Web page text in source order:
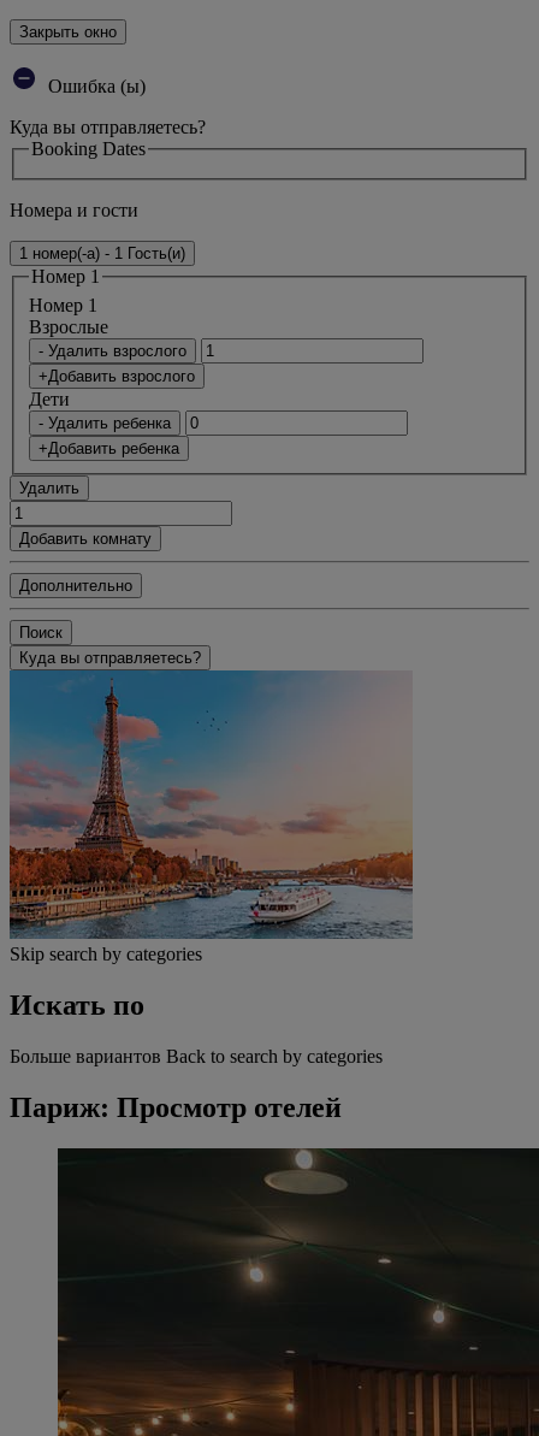
Закрыть окно
Ошибка (ы)
Куда вы отправляетесь?
Booking Dates
Номера и гости
1 номер(-а) - 1 Гость(и)
Номер 1
Номер 1
Bзрослые
- Удалить взрослого
+Добавить взрослого
Дети
- Удалить ребенка
+Добавить ребенка
Удалить
Добавить комнату
Дополнительно
Поиск
Куда вы отправляетесь?
Skip search by categories
Искать по
Больше вариантов Back to search by categories
Париж: Просмотр отелей